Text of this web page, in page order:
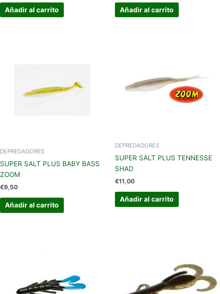
Añadir al carrito Añadir al carrito
DEPREDADORES
SUPER SALT PLUS BABY BASS
ZOOM
€9,50
Añadir al carrito
DEPREDADORES
SUPER SALT PLUS TENNESSE
SHAD
€11,00
Añadir al carrito